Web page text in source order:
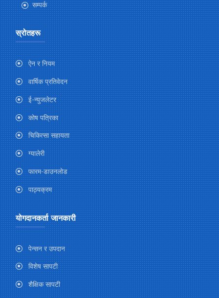
सम्पर्क
स्रोतहरू
ऐन र नियम
वार्षिक प्रतिवेदन
ई-न्युजलेटर
कोष पत्रिका
चिकित्सा सहायता
ग्यालेरी
फारम-डाउनलोड
पाठ्यक्रम
योगदानकर्ता जानकारी
पेन्सन र उपदान
विशेष सापटी
शैक्षिक सापटी